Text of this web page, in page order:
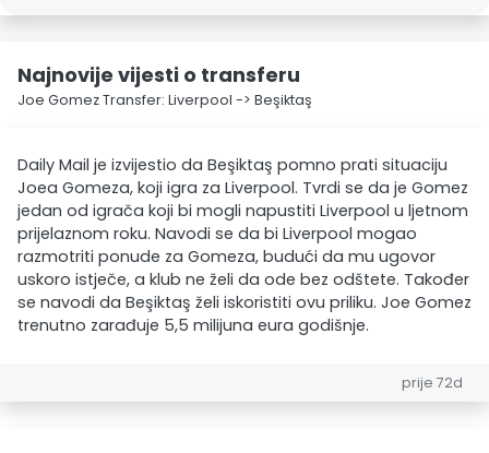
Najnovije vijesti o transferu
Joe Gomez Transfer: Liverpool -> Beşiktaş
Daily Mail je izvijestio da Beşiktaş pomno prati situaciju
Joea Gomeza, koji igra za Liverpool. Tvrdi se da je Gomez
jedan od igrača koji bi mogli napustiti Liverpool u ljetnom
prijelaznom roku. Navodi se da bi Liverpool mogao
razmotriti ponude za Gomeza, budući da mu ugovor
uskoro istječe, a klub ne želi da ode bez odštete. Također
se navodi da Beşiktaş želi iskoristiti ovu priliku. Joe Gomez
trenutno zarađuje 5,5 milijuna eura godišnje.
prije 72d